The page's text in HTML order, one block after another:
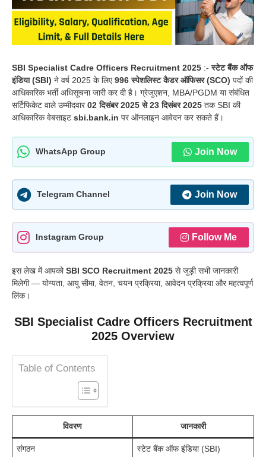
SBI Specialist Cadre Officers Recruitment 2025 :-स्टेट बैंक ऑफ
इंडिया (SBI) ने वर्ष 2025 के लिए996 स्पेशलिस्ट कैडर ऑफिसर (SCO) पदों की
आधिकारिक भर्ती अधिसूचना जारी कर दी है। ग्रेजुएशन, MBA/PGDM या संबंधित
सर्टिफिकेट वाले उम्मीदवार02 दिसंबर 2025 से 23 दिसंबर 2025 तक SBI की
आधिकारिक वेबसाइट sbi.bank.in पर ऑनलाइन आवेदन कर सकते हैं।
WhatsApp Group Join Now
Telegram Channel Join Now
Instagram Group Follow Me
इस लेख में आपकोSBI SCO Recruitment 2025 से जुड़ी सभी जानकारी
मिलेगी — योग्यता, आयु सीमा, वेतन, चयन प्रक्रिया, आवेदन प्रक्रिया और महत्वपूर्ण
लिंक।
SBI Specialist Cadre Officers Recruitment
2025 Overview
Table of Contents
विवरण जानकारी
संगठन स्टेट बैंक ऑफ इंडिया (SBI)